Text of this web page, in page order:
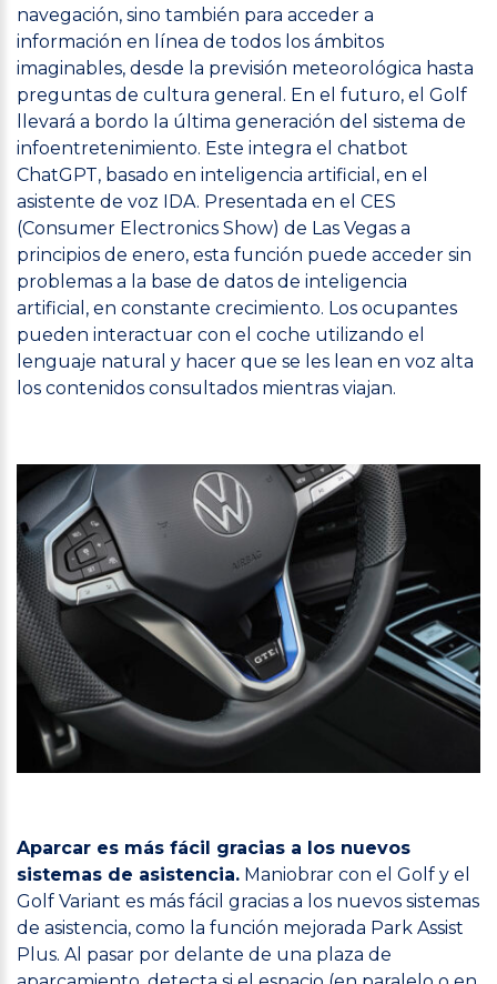
navegación, sino también para acceder a
información en línea de todos los ámbitos
imaginables, desde la previsión meteorológica hasta
preguntas de cultura general. En el futuro, el Golf
llevará a bordo la última generación del sistema de
infoentretenimiento. Este integra el chatbot
ChatGPT, basado en inteligencia artificial, en el
asistente de voz IDA. Presentada en el CES
(Consumer Electronics Show) de Las Vegas a
principios de enero, esta función puede acceder sin
problemas a la base de datos de inteligencia
artificial, en constante crecimiento. Los ocupantes
pueden interactuar con el coche utilizando el
lenguaje natural y hacer que se les lean en voz alta
los contenidos consultados mientras viajan.
Aparcar es más fácil gracias a los nuevos
sistemas de asistencia. Maniobrar con el Golf y el
Golf Variant es más fácil gracias a los nuevos sistemas
de asistencia, como la función mejorada Park Assist
Plus. Al pasar por delante de una plaza de